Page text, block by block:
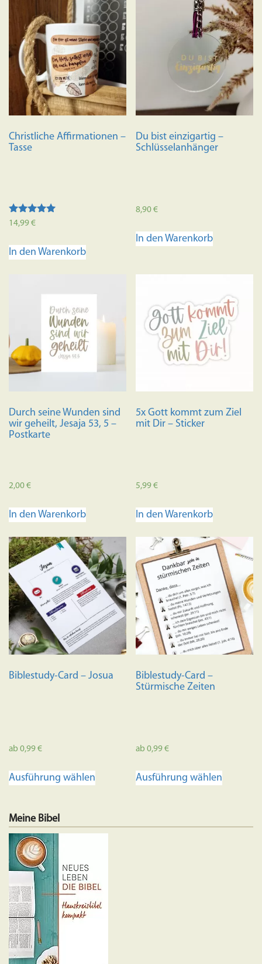
mehrere
auf.
Die
können
auf
der
gewählt
Christliche Affirmationen –
Tasse
Bewertet mit
14,99€
In den Warenkorb
Du bist einzigartig –
Schlüsselanhänger
8,90€
In den Warenkorb
Durch seine Wunden sind
wir geheilt, Jesaja 53, 5 –
Postkarte
2,00€
In den Warenkorb
5x Gott kommt zum Ziel
mit Dir – Sticker
5,99€
In den Warenkorb
Biblestudy-Card – Josua
ab 0,99€
Ausführung wählen
Varianten
können
Biblestudy-Card –
Stürmische Zeiten
ab0,99€
Ausführung wählen
Meine Bibel